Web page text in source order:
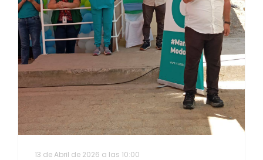
13 de Abril de 2026 a las 10:00